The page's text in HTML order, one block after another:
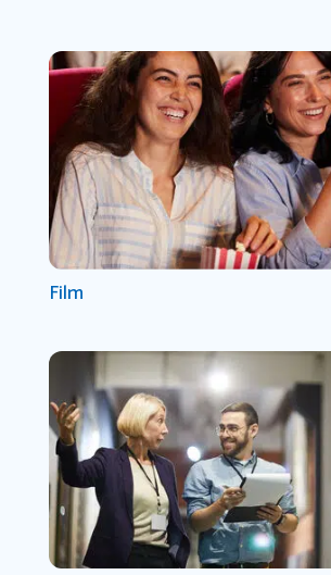
Film